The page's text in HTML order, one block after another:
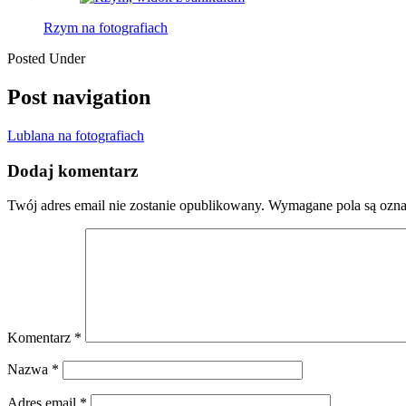
Rzym na fotografiach
Posted Under
Post navigation
Lublana na fotografiach
Dodaj komentarz
Twój adres email nie zostanie opublikowany. Wymagane pola są
Komentarz *
Nazwa *